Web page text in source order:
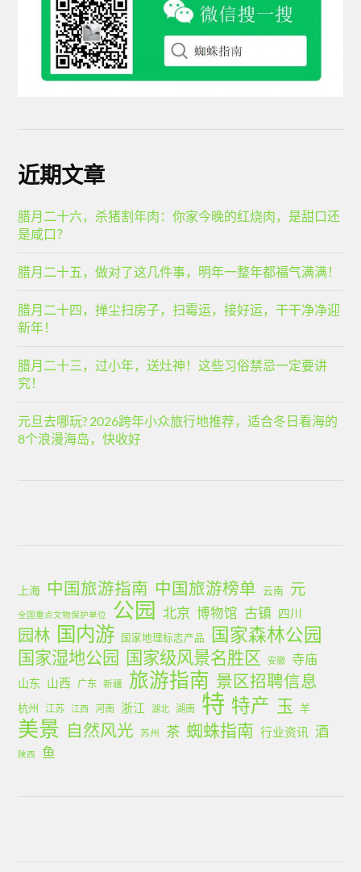
近期文章
腊月二十六，杀猪割年肉：你家今晚的红烧肉，是甜口还
是咸口？
腊月二十五，做对了这几件事，明年一整年都福气满满！
腊月二十四，掸尘扫房子，扫霉运，接好运，干干净净迎
新年！
腊月二十三，过小年，送灶神！这些习俗禁忌一定要讲
究！
元旦去哪玩? 2026跨年小众旅行地推荐，适合冬日看海的
8个浪漫海岛，快收好
上海 中国旅游指南 中国旅游榜单 云南 元
全国重点文物保护单位 公园 北京 博物馆 古镇 四川
园林 国内游 国家地理标志产品 国家森林公园
国家湿地公园 国家级风景名胜区 安徽 寺庙
山东 山西 广东 新疆 旅游指南 景区招聘信息
杭州 江苏 江西 河南 浙江 湖北 湖南 特 特产 玉 羊
美景 自然风光 苏州 茶 蜘蛛指南 行业资讯 酒
陕西 鱼